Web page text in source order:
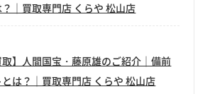
｜買取専門店 くらや 松山店
取】人間国宝・藤原雄のご紹介｜備前
は？｜買取専門店 くらや 松山店